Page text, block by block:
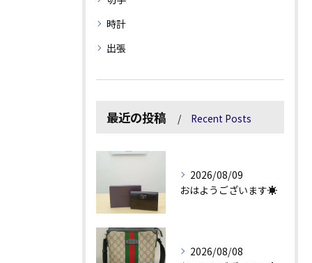
時計
出張
最近の投稿 Recent Posts
2026/08/09
おはようございます☀
2026/08/08